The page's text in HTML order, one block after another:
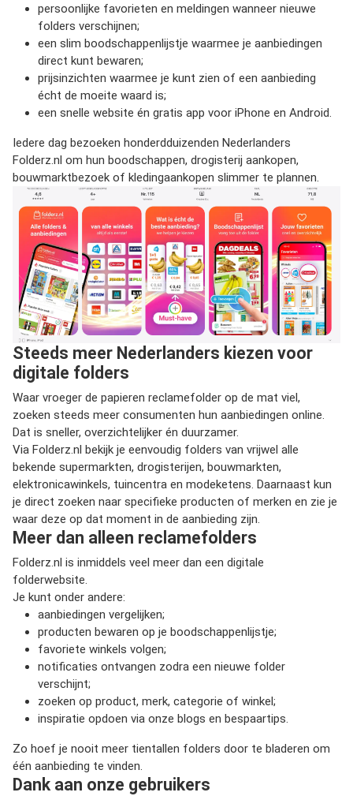
persoonlijke favorieten en meldingen wanneer nieuwe
folders verschijnen;
een slim boodschappenlijstje waarmee je aanbiedingen
direct kunt bewaren;
prijsinzichten waarmee je kunt zien of een aanbieding
écht de moeite waard is;
een snelle website én gratis app voor iPhone en Android.
Iedere dag bezoeken honderdduizenden Nederlanders
Folderz.nl om hun boodschappen, drogisterij aankopen,
bouwmarktbezoek of kledingaankopen slimmer te plannen.
Steeds meer Nederlanders kiezen voor
digitale folders
Waar vroeger de papieren reclamefolder op de mat viel,
zoeken steeds meer consumenten hun aanbiedingen online.
Dat is sneller, overzichtelijker én duurzamer.
Via Folderz.nl bekijk je eenvoudig folders van vrijwel alle
bekende supermarkten, drogisterijen, bouwmarkten,
elektronicawinkels, tuincentra en modeketens. Daarnaast kun
je direct zoeken naar specifieke producten of merken en zie je
waar deze op dat moment in de aanbieding zijn.
Meer dan alleen reclamefolders
Folderz.nl is inmiddels veel meer dan een digitale
folderwebsite.
Je kunt onder andere:
aanbiedingen vergelijken;
producten bewaren op je boodschappenlijstje;
favoriete winkels volgen;
notificaties ontvangen zodra een nieuwe folder
verschijnt;
zoeken op product, merk, categorie of winkel;
inspiratie opdoen via onze blogs en bespaartips.
Zo hoef je nooit meer tientallen folders door te bladeren om
één aanbieding te vinden.
Dank aan onze gebruikers